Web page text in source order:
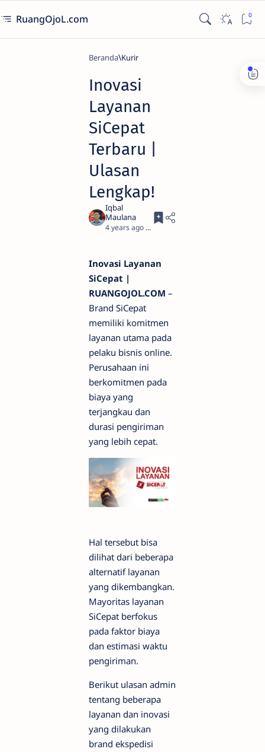
RuangOjoL.com
Beranda Kurir
Inovasi
Layanan
SiCepat
Terbaru |
Ulasan
Lengkap!
4 years ago 2
Inovasi Layanan
SiCepat |
RUANGOJOL.COM –
Brand SiCepat
memiliki komitmen
layanan utama pada
pelaku bisnis online.
Perusahaan ini
berkomitmen pada
biaya yang
terjangkau dan
durasi pengiriman
yang lebih cepat.
Hal tersebut bisa
dilihat dari beberapa
alternatif layanan
yang dikembangkan.
Mayoritas layanan
SiCepat berfokus
pada faktor biaya
dan estimasi waktu
pengiriman.
Berikut ulasan admin
tentang beberapa
layanan dan inovasi
yang dilakukan
brand ekspedisi